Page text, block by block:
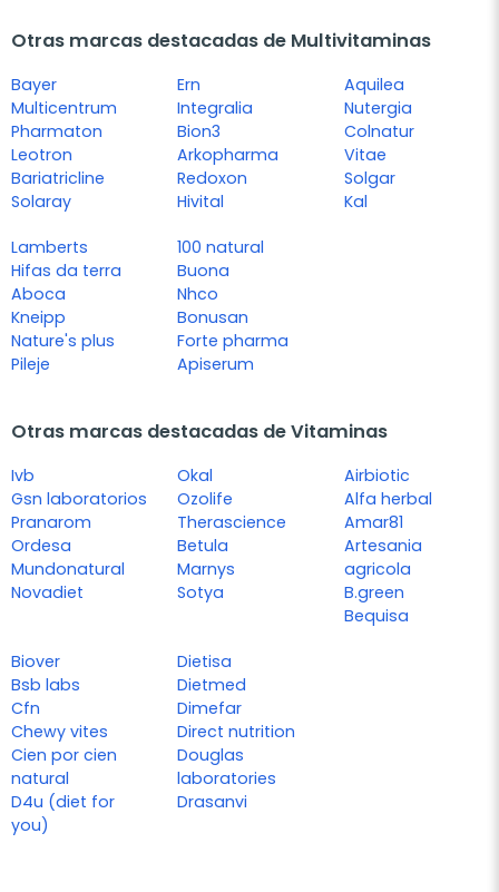
Otras marcas destacadas de Multivitaminas
Bayer
Multicentrum
Pharmaton
Leotron
Bariatricline
Solaray
Ern
Integralia
Bion3
Arkopharma
Redoxon
Hivital
Aquilea
Nutergia
Colnatur
Vitae
Solgar
Kal
Lamberts
Hifas da terra
Aboca
Kneipp
Nature's plus
Pileje
100 natural
Buona
Nhco
Bonusan
Forte pharma
Apiserum
Otras marcas destacadas de Vitaminas
Ivb
Gsn laboratorios
Pranarom
Ordesa
Mundonatural
Novadiet
Okal
Ozolife
Therascience
Betula
Marnys
Sotya
Airbiotic
Alfa herbal
Amar81
Artesania
agricola
B.green
Bequisa
Biover
Bsb labs
Cfn
Chewy vites
Cien por cien
natural
D4u (diet for
you)
Dietisa
Dietmed
Dimefar
Direct nutrition
Douglas
laboratories
Drasanvi